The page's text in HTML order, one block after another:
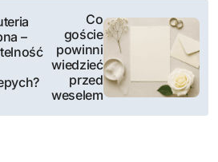
–
Co
goście
powinni
wiedzieć
przed
weselem